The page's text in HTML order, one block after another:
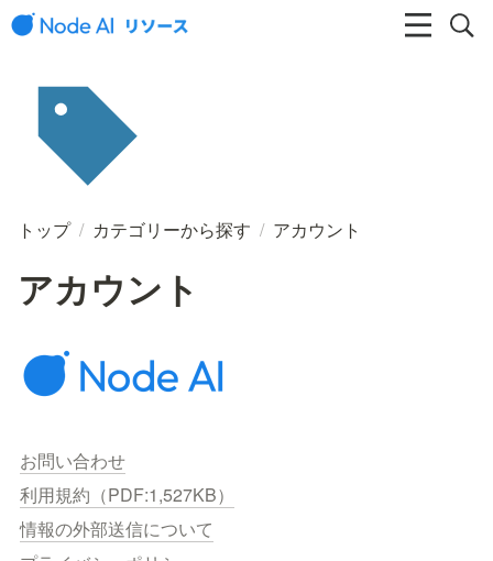
トップ / カテゴリーから探す / アカウント
アカウント
お問い合わせ
利用規約（PDF:1,527KB）
情報の外部送信について